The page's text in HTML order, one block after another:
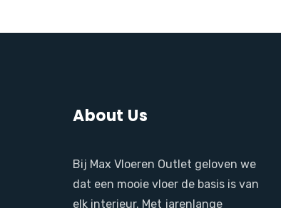
About Us
Bij Max Vloeren Outlet geloven we
dat een mooie vloer de basis is van
elk interieur. Met jarenlange